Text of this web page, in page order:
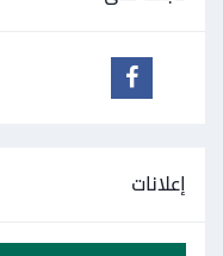
إعلانات